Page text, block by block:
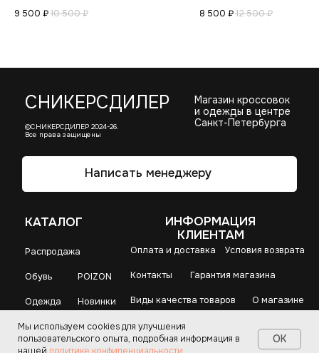
9 500 ₽10 500₽
8 500 ₽12 500₽
Мы используем cookies для улучшения
пользовательского опыта, подробная информация в
OK